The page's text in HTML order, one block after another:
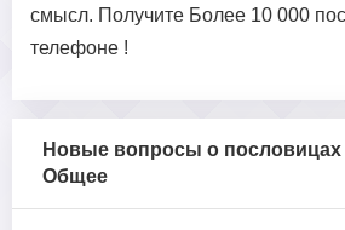
смысл. Получите Более 10 000
телефоне !
Новые вопросы о пословицах
Общее